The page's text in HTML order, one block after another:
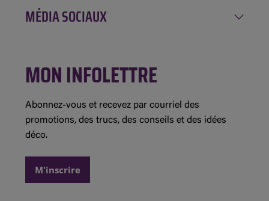
Location GAGNON
Chénéville
Saint-Jean-sur-Richelieu
Rabais de la semaine
Détails des promotions
MÉDIA SOCIAUX
Instagram
MON INFOLETTRE
Abonnez-vous et recevez par courriel des
promotions, des trucs, des conseils et des idées
déco.
M'inscrire